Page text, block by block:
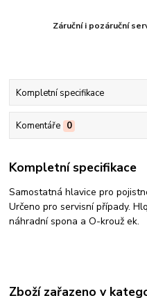
Záruční i pozáruční
Kompletní specifikace
Komentáře 0
Kompletní specifikace
Samostatná hlavice pro
Určeno pro servisní případy.
náhradní spona a O-krouž ek.
Zboží zařazeno v